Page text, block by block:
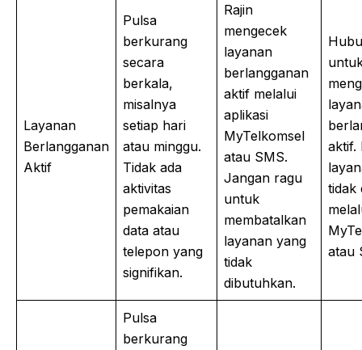
Layanan
Berlangganan
Aktif
Pulsa
berkurang
secara
berkala,
misalnya
setiap hari
atau minggu.
Tidak ada
aktivitas
pemakaian
data atau
telepon yang
signifikan.
Rajin
mengecek
layanan
berlangganan
aktif melalui
aplikasi
MyTelkomsel
atau SMS.
Jangan ragu
untuk
membatalkan
layanan yang
tidak
dibutuhkan.
aktif.
tidak
atau
Pulsa
berkurang